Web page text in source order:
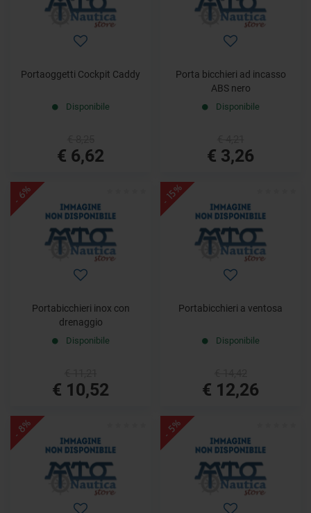
Portaoggetti Cockpit Caddy
Disponibile
€ 6,62
Porta bicchieri ad incasso
ABS nero
Disponibile
€ 3,26
- 6%
Portabicchieri inox con
drenaggio
Disponibile
€ 10,52
- 15%
Portabicchieri a ventosa
Disponibile
€ 12,26
- 8% - 5%